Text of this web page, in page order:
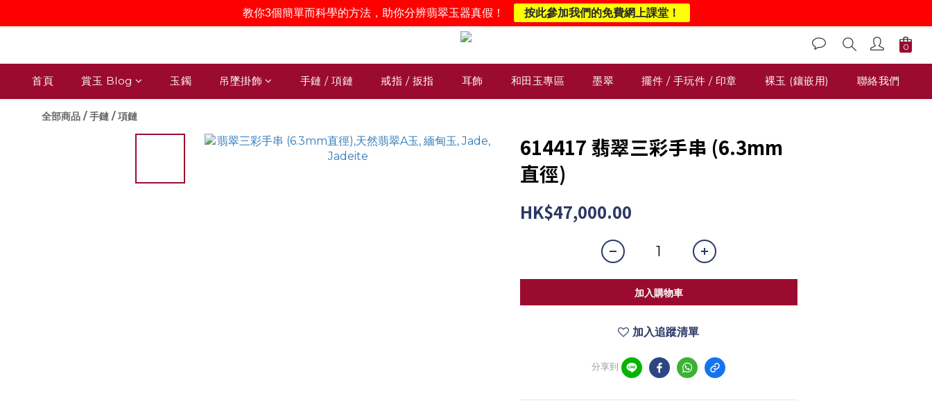
首頁 賞玉 Blog 玉鐲 吊墜掛飾 手鏈 / 項鏈 戒指 / 扳指 耳飾 和田玉專區 墨翠 擺件 / 手玩件 / 印章 裸玉 (鑲嵌用) 聯絡我們
全部商品 /手鏈 / 項鏈
614417 翡翠三彩手串 (6.3mm
直徑)
HK$47,000.00
加入購物車
加入追蹤清單
分享到
教你3個簡單而科學的方法，助你分辨翡翠玉器真假！ 按此參加我們的免費網上課堂！